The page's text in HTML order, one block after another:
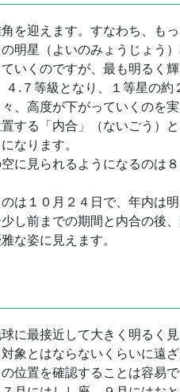
を迎えます。すなわち、も
明星（よいのみょうじょう
いくのですが、最も明るく
.７等級となり、１等星の約
、高度が下がっていくのを
する「内合」（ないごう）
なります。
に見られるようになるのは
は１０月２４日で、年内は
し前までの期間と内合の後
な姿に見えます。
に最接近して大きく明るく
象とはならないくらいに遠
位置を確認することは容易